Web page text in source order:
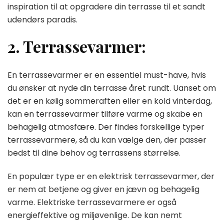
inspiration til at opgradere din terrasse til et sandt
udendørs paradis.
2. Terrassevarmer:
En terrassevarmer er en essentiel must-have, hvis
du ønsker at nyde din terrasse året rundt. Uanset om
det er en kølig sommeraften eller en kold vinterdag,
kan en terrassevarmer tilføre varme og skabe en
behagelig atmosfære. Der findes forskellige typer
terrassevarmere, så du kan vælge den, der passer
bedst til dine behov og terrassens størrelse.
En populær type er en elektrisk terrassevarmer, der
er nem at betjene og giver en jævn og behagelig
varme. Elektriske terrassevarmere er også
energieffektive og miljøvenlige. De kan nemt